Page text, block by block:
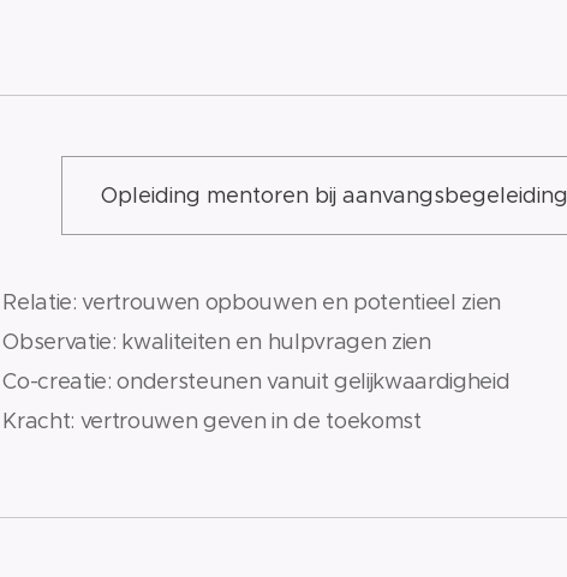
Opleiding mentoren bij aanvangsbegeleiding
Relatie: vertrouwen opbouwen en potentieel zien
Observatie: kwaliteiten en hulpvragen zien
Co-creatie: ondersteunen vanuit gelijkwaardigheid
Kracht: vertrouwen geven in de toekomst